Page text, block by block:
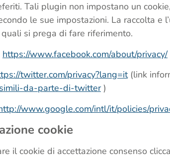
Tali plugin non impostano un
le sue impostazioni. La raccolta
si prega di fare riferimento.
https://www.facebook.com/about/privacy/
twitter.com/privacy?lang=it(link
da-parte-di-twitter)
www.google.com/intl/it/policies/
cookie
il cookie di accettazione consenso clicca